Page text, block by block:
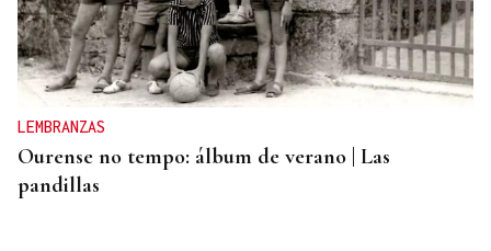
"EN COORDINACIÓN CON EL GOBIERNO"
El PSOE garantiza que Felipe VI visitará Ceuta
“cuando sea oportuno”
LEMBRANZAS
Ourense no tempo: álbum de verano | Las
pandillas